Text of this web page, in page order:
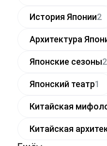
История Японии2
Архитектура
Японские сезоны2
Японский театр1
Китайская
Китайская